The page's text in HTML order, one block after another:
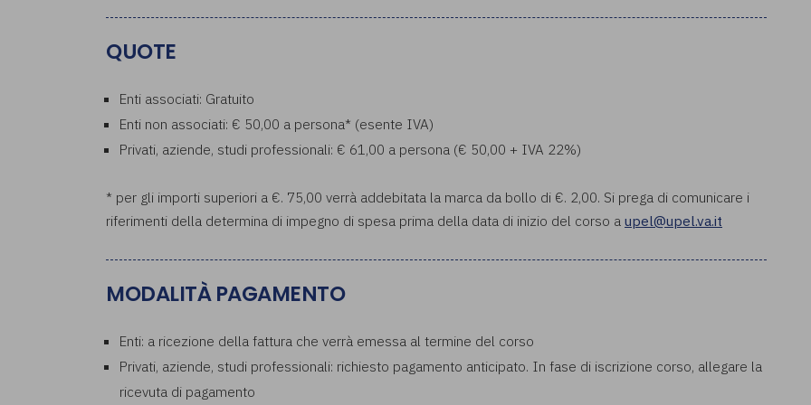
QUOTE
Enti associati: Gratuito
Enti non associati: € 50,00 a persona* (esente IVA)
Privati, aziende, studi professionali: € 61,00 a persona (€ 50,00 + IVA 22%)
* per gli importi superiori a €. 75,00 verrà addebitata la marca da bollo di €. 2,00. Si prega di comunicare i
riferimenti della determina di impegno di spesa prima della data di inizio del corso a upel@upel.va.it
MODALITÀ PAGAMENTO
Enti: a ricezione della fattura che verrà emessa al termine del corso
Privati, aziende, studi professionali: richiesto pagamento anticipato. In fase di iscrizione corso, allegare la
ricevuta di pagamento